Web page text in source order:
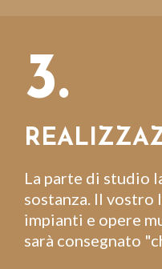
3.
La parte di studio
sostanza. Il vostro
impianti e opere
sarà consegnato